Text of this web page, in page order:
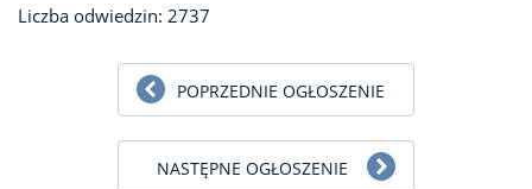
Liczba odwiedzin: 2737
POPRZEDNIE OGŁOSZENIE
NASTĘPNE OGŁOSZENIE